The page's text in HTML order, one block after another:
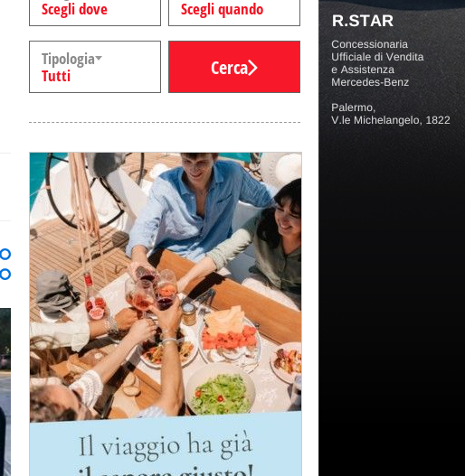
Scegli dove
Scegli quando
Tipologia
Tutti
Cerca